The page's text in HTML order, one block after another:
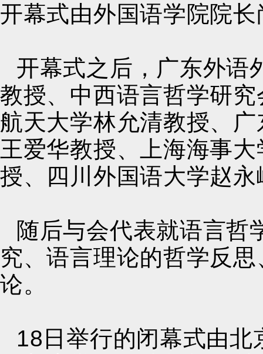
开幕式由外国语学院院
开幕式之后，广东外语
教授、中西语言哲学研
航天大学林允清教授、
王爱华教授、上海海事
授、四川外国语大学赵
随后与会代表就语言哲
究、语言理论的哲学反
论。
18日举行的闭幕式由